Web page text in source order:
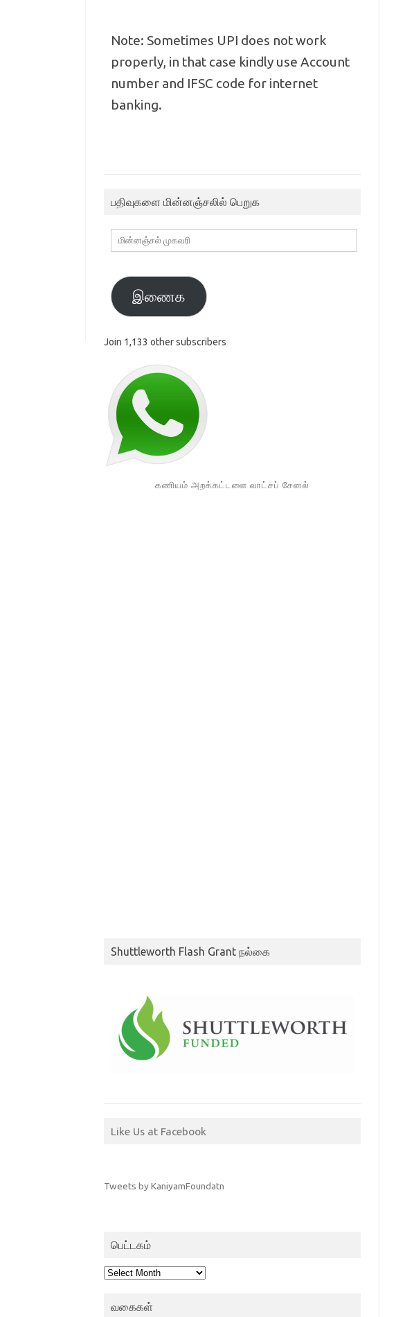
Note: Sometimes UPI does not work
properly, in that case kindly use Account
number and IFSC code for internet
banking.
பதிவுகளை மின்னஞ்சலில் பெறுக
மின்னஞ்சல்
முகவரி
இணைக
Join 1,133 other subscribers
கணியம் அறக்கட்டளை வாட்சப் சேனல்
Shuttleworth Flash Grant நல்கை
Like Us at Facebook
Tweets by KaniyamFoundatn
பெட்டகம்
பெட்டகம்
வகைகள்